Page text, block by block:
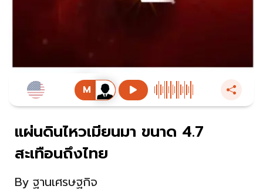
แผ่นดินไหวเมียนมา ขนาด 4.7
สะเทือนถึงไทย
By ฐานเศรษฐกิจ